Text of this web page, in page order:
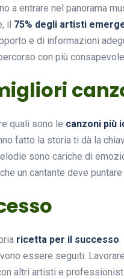
a entrare nel panorama
il 75% degli artisti
e di informazioni
con più
quali sono le canzoni più
fatto la storia ti dà la
sono cariche di
un cantante deve puntare
ricetta per il successo.
essere seguiti.
altri artisti e